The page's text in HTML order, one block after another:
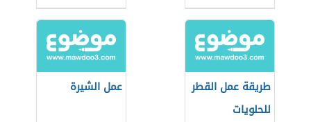
طريقة عمل القطر
للحلويات
عمل الشيرة